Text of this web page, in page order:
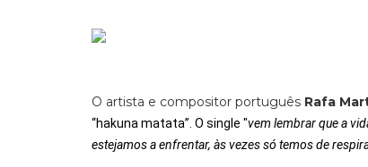
O artista e compositor português Rafa
“hakuna matata”. O single "vem lembrar que a
estejamos a enfrentar, às vezes só temos de